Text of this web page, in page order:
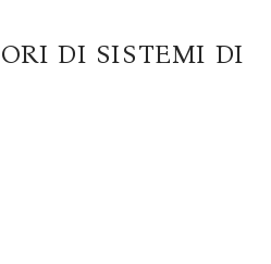
DI SISTEMI DI